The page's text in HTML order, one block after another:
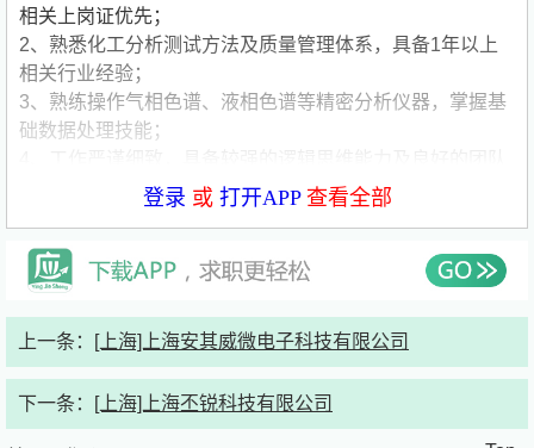
相关上岗证优先；
2、熟悉化工分析测试方法及质量管理体系，具备1年以上
相关行业经验；
3、熟练操作气相色谱、液相色谱等精密分析仪器，掌握基
础数据处理技能；
制度。
技术部门人才储备与技术工程师培养，首先安排质检岗位熟
公司名称:上海尤希路化学工业有限公司
登录 或 打开APP查看全部
上一条： [上海]上海安其威微电子科技有限公司
下一条： [上海]上海丕锐科技有限公司